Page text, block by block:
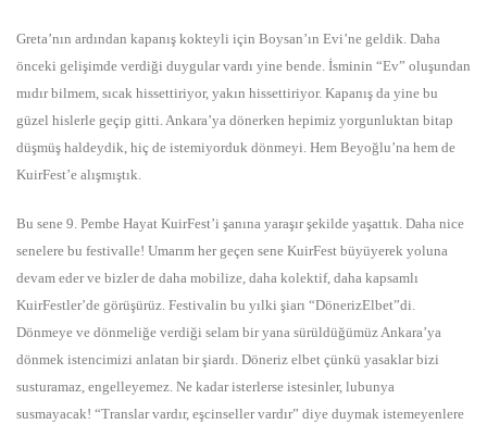
Greta’nın ardından kapanış kokteyli için Boysan’ın Evi’ne geldik. Daha
önceki gelişimde verdiği duygular vardı yine bende. İsminin “Ev” oluşundan
mıdır bilmem, sıcak hissettiriyor, yakın hissettiriyor. Kapanış da yine bu
güzel hislerle geçip gitti. Ankara’ya dönerken hepimiz yorgunluktan bitap
düşmüş haldeydik, hiç de istemiyorduk dönmeyi. Hem Beyoğlu’na hem de
KuirFest’e alışmıştık.
Bu sene 9. Pembe Hayat KuirFest’i şanına yaraşır şekilde yaşattık. Daha nice
senelere bu festivalle! Umarım her geçen sene KuirFest büyüyerek yoluna
devam eder ve bizler de daha mobilize, daha kolektif, daha kapsamlı
KuirFestler’de görüşürüz. Festivalin bu yılki şiarı “DönerizElbet”di.
Dönmeye ve dönmeliğe verdiği selam bir yana sürüldüğümüz Ankara’ya
dönmek istencimizi anlatan bir şiardı. Döneriz elbet çünkü yasaklar bizi
susturamaz, engelleyemez. Ne kadar isterlerse istesinler, lubunya
susmayacak! “Translar vardır, eşcinseller vardır” diye duymak istemeyenlere